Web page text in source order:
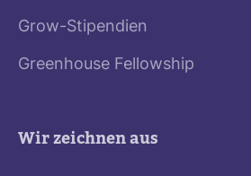
Grow-Stipendien
Greenhouse Fellowship
Wir zeichnen aus